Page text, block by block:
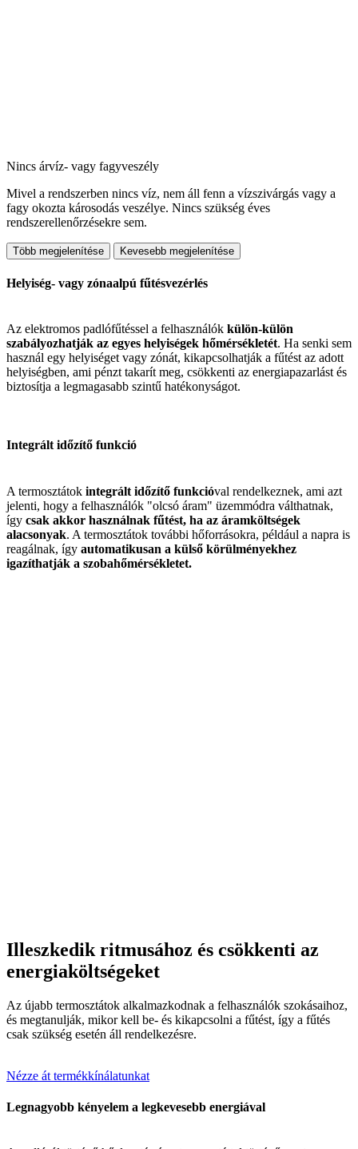
Nincs árvíz- vagy fagyveszély
Mivel a rendszerben nincs víz, nem áll fenn a vízszivárgás vagy a
fagy okozta károsodás veszélye. Nincs szükség éves
rendszerellenőrzésekre sem.
Több megjelenítése Kevesebb megjelenítése
Helyiség- vagy zónaalpú fűtésvezérlés
Az elektromos padlófűtéssel a felhasználók külön-külön
szabályozhatják az egyes helyiségek hőmérsékletét. Ha senki sem
használ egy helyiséget vagy zónát, kikapcsolhatják a fűtést az adott
helyiségben, ami pénzt takarít meg, csökkenti az energiapazarlást és
biztosítja a legmagasabb szintű hatékonyságot.
Integrált időzítő funkció
A termosztátok integrált időzítő funkcióval rendelkeznek, ami azt
jelenti, hogy a felhasználók "olcsó áram" üzemmódra válthatnak,
így csak akkor használnak fűtést, ha az áramköltségek
alacsonyak. A termosztátok további hőforrásokra, például a napra is
reagálnak, így automatikusan a külső körülményekhez
igazíthatják a szobahőmérsékletet.
Illeszkedik ritmusához és csökkenti az
energiaköltségeket
Az újabb termosztátok alkalmazkodnak a felhasználók szokásaihoz,
és megtanulják, mikor kell be- és kikapcsolni a fűtést, így a fűtés
csak szükség esetén áll rendelkezésre.
Nézze át termékkínálatunkat
Legnagyobb kényelem a legkevesebb energiával